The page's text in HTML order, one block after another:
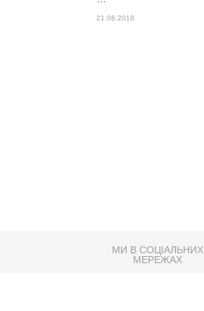
21.06.2018
МИ В СОЦІАЛЬНИХ
МЕРЕЖАХ